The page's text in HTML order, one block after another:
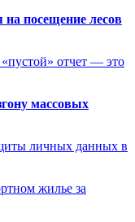
посещение лесов
отчет — это
массовых
личных данных в
жилье за